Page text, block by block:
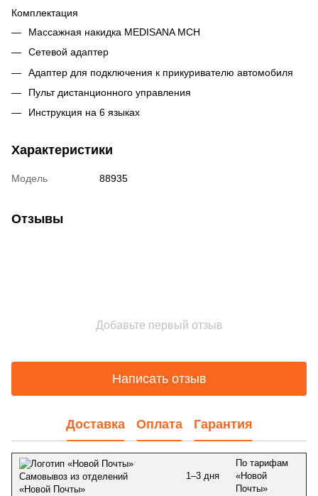
Комплектация
Массажная накидка MEDISANA MCH
Сетевой адаптер
Адаптер для подключения к прикуривателю автомобиля
Пульт дистанционного управления
Инструкция на 6 языках
Характеристики
Модель 88935
Отзывы
Добавьте первый отзыв
Написать отзыв
Доставка Оплата Гарантия
Самовывоз из отделений
«Новой Почты»
1–3 дня
По тарифам
«Новой
Почты»